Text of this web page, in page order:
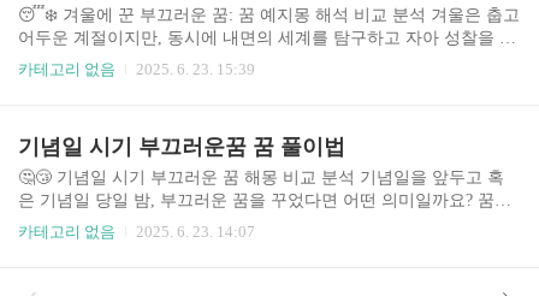
있음을 명심해야 합니다. 이 글은 전문적인 심리 상담을 대체할 수
없으며, 꿈 해석은 참고 자료로만 활용되어야 합니다. 꿈 해몽의 중
요성과 시의성 꿈 해몽은 단순한 오락거리가 아닌, 자신의..
😴❄️ 겨울에 꾼 부끄러운 꿈: 꿈 예지몽 해석 비교 분석 겨울은 춥고
어두운 계절이지만, 동시에 내면의 세계를 탐구하고 자아 성찰을 하
는 시간이기도 합니다. 이 시기에 꾼 꿈은 특히나 강렬하고 인상적인
해석 방법을 다양한 관점에서 비교 분석하여, 독자 여러분의 꿈 해석
에 도움을 드리고자 합니다. 특히, 심리학적 해석, 영적인 해석, 민간
속설 등을 종합적으로 고려하여 보다 폭넓은 이해를 제공하고자 합
니다. 최근 꿈 해석에 대한 관심이 높아짐에 따라 다양한 꿈 해석 서
비스와 책들이 ..
카테고리 없음 2025. 6. 23. 15:39
기념일 시기 부끄러운꿈 꿈 풀이법
🤔😴 기념일 시기 부끄러운 꿈 해몽 비교 분석 기념일을 앞두고 혹
은 기념일 당일 밤, 부끄러운 꿈을 꾸었다면 어떤 의미일까요? 꿈은
무의식의 표현이라고 하지만, 특히 기념일과 연관된 꿈은 그 의미가
계를 더욱 발전시키는 데 도움을 드리고자 합니다. 부끄러운 꿈은 단
카테고리 없음 2025. 6. 23. 14:07